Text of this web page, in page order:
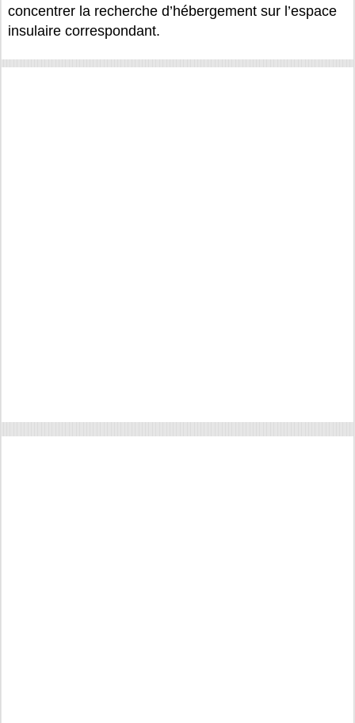
concentrer la recherche d’hébergement sur l’espace
insulaire correspondant.